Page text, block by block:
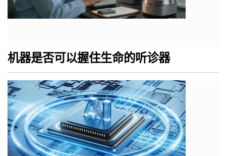
机器是否可以握住生命的听诊器